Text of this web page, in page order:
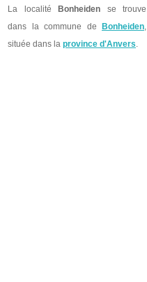
La localité
Bonheiden se trouve
dans la commune de
Bonheiden,
située dans la province d'Anvers.